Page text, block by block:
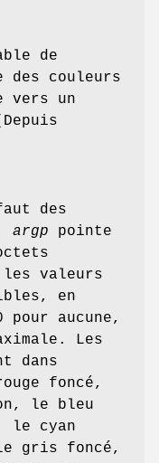
de
des couleurs
vers un
des
argp pointe
valeurs
en
aucune,
Les
dans
foncé,
le bleu
le cyan
gris foncé,